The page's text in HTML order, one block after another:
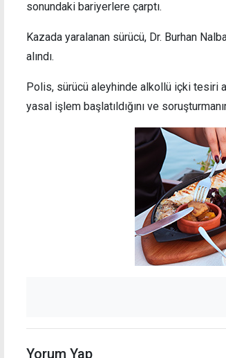
sonundaki bariyerlere çarptı.
Kazada yaralanan sürücü, Dr. Burhan
alındı.
Polis, sürücü aleyhinde alkollü içki tesiri
yasal işlem başlatıldığını ve
Yorum Yap